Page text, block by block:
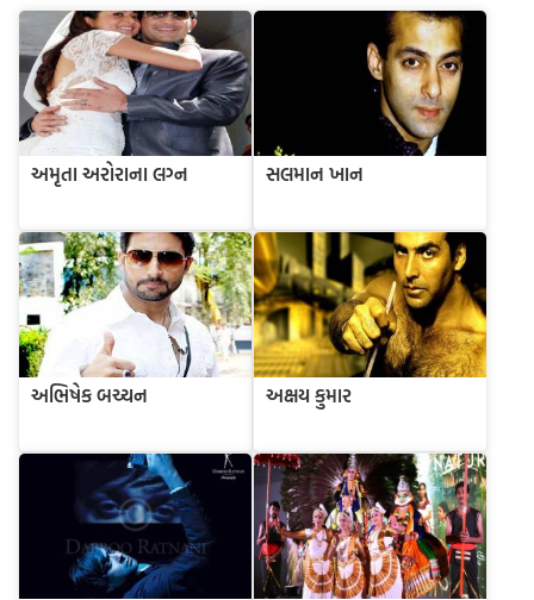
અમૃતા અરોરાના લગ્ન સલમાન ખાન
અભિષેક બચ્ચન અક્ષય કુમાર